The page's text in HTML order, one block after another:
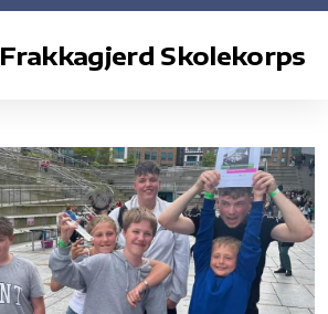
Frakkagjerd Skolekorps